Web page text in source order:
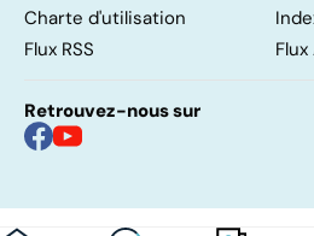
Charte d'utilisation
Flux RSS
Retrouvez-nous sur